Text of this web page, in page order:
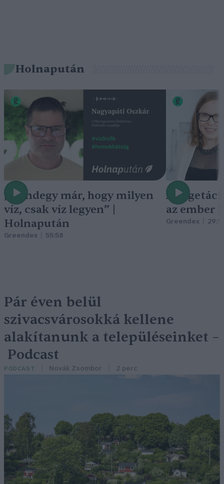
Holnapután
„Mindegy már, hogy milyen
víz, csak víz legyen” |
Holnapután
Greendex 55:58
A
az ember
Greendex
Pár éven belül
szivacsvárosokká kellene
alakítanunk a településeinket –
Podcast
PODCAST Novák Zsombor 2 perc